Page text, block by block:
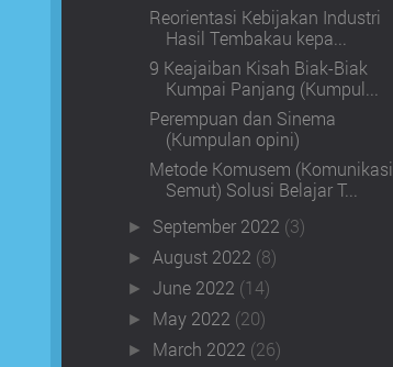
Reorientasi Kebijakan Industri
Hasil Tembakau kepa...
9 Keajaiban Kisah Biak-Biak
Kumpai Panjang (Kumpul...
Perempuan dan Sinema
(Kumpulan opini)
Metode Komusem (Komunikasi
Semut) Solusi Belajar T...
► September 2022 (3)
► August 2022 (8)
►June 2022 (14)
► May 2022 (20)
► March 2022 (26)